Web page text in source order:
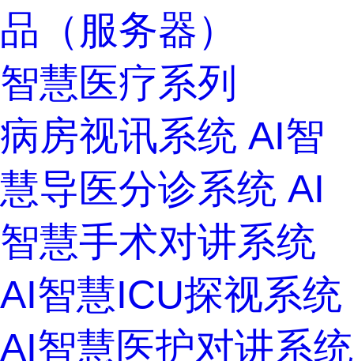
品（服务器）
智慧医疗系列
病房视讯系统 AI智
慧导医分诊系统 AI
智慧手术对讲系统
AI智慧ICU探视系统
AI智慧医护对讲系统